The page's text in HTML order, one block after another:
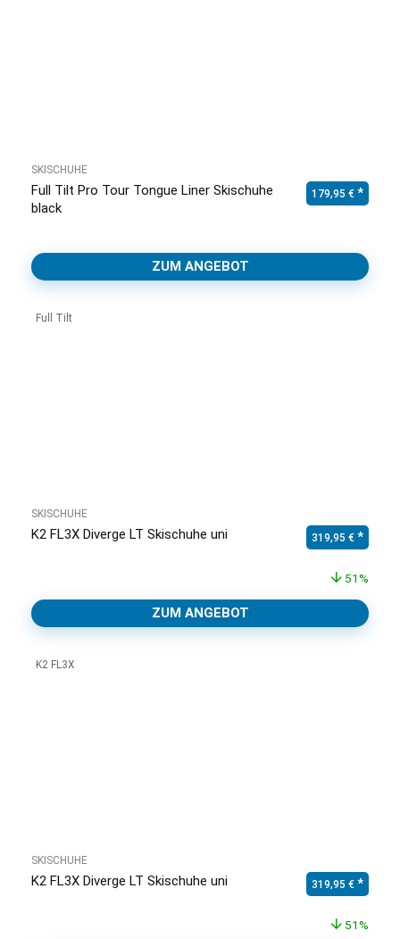
SKISCHUHE
Full Tilt Pro Tour Tongue Liner Skischuhe
black
179,95 €
ZUM ANGEBOT
Full Tilt
SKISCHUHE
K2 FL3X Diverge LT Skischuhe uni Ursprünglicher
319,95 €
51%
ZUM ANGEBOT
K2 FL3X
SKISCHUHE
K2 FL3X Diverge LT Skischuhe uni Ursprünglicher
319,95 €
51%